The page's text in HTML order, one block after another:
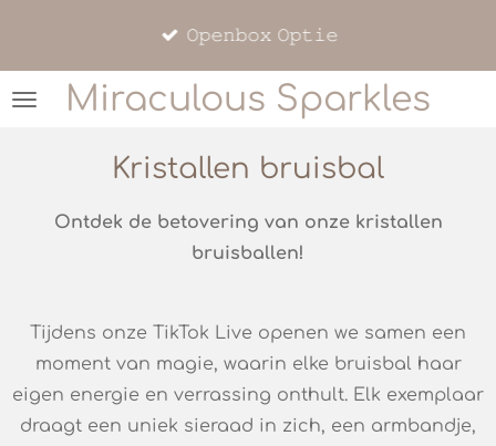
Miraculous Sparkles
𝙾𝚙𝚎𝚗𝚋𝚘𝚡 𝙾𝚙𝚝𝚒𝚎
Kristallen bruisbal
Ontdek de betovering van onze kristallen
bruisballen!
Tijdens onze TikTok Live openen we samen een
moment van magie, waarin elke bruisbal haar
eigen energie en verrassing onthult. Elk exemplaar
draagt een uniek sieraad in zich, een armbandje,